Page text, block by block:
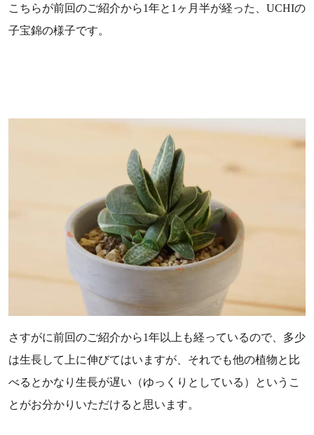
こちらが前回のご紹介から1年と1ヶ月半が経った、UCHIの
子宝錦の様子です。
さすがに前回のご紹介から1年以上も経っているので、多少
は生長して上に伸びてはいますが、それでも他の植物と比
べるとかなり生長が遅い（ゆっくりとしている）というこ
とがお分かりいただけると思います。